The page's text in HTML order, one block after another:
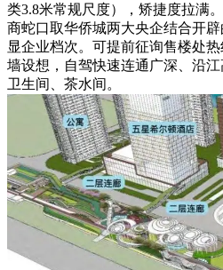
类3.8米常规尺度），矫捷度拉满
商蛇口取华侨城两大央企结合开
显企业档次。可提前征询售楼处
墙设想，自驾快速连通广深、沿
卫生间、茶水间。